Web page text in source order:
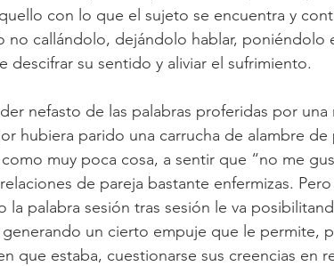
con lo que el sujeto se encuentra y
no callándolo, dejándolo hablar, poniéndolo
descifrar su sentido y aliviar el sufrimiento.
nefasto de las palabras proferidas por una
hubiera parido una carrucha de alambre de
muy poca cosa, a sentir que “no me
de pareja bastante enfermizas.
palabra sesión tras sesión le va
un cierto empuje que le permite,
que estaba, cuestionarse sus creencias en